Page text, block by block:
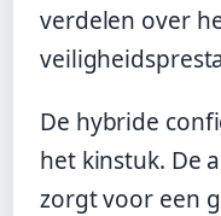
verdelen over
De hybride
het kinstuk. De
zorgt voor een